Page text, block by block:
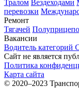
Тралом Вездеходами
перевозки
Ремонт
Тягачей
Вакансии
Водитель категорий
Сайт не является
Политика
Карта сайта
© 2020–2023